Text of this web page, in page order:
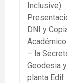
Inclusive)
DNI y
Académico
– la
Geodesia
planta